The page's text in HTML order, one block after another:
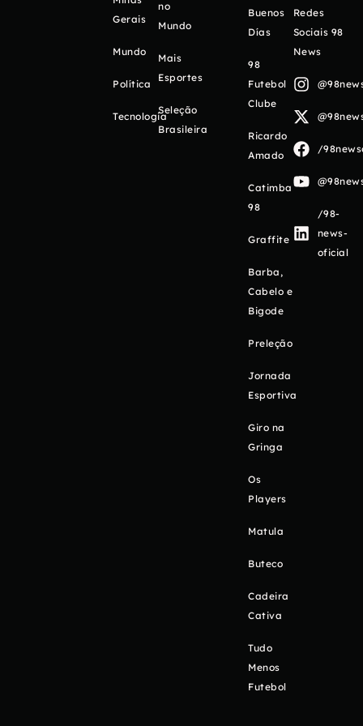
Gerais
Mundo
Política
Tecnologia
no
Mundo
Mais
Esportes
Seleção
Brasileira
Buenos
Días
98
Futebol
Clube
Ricardo
Amado
Catimba
98
Graffite
Barba,
Cabelo e
Bigode
Preleção
Jornada
Esportiva
Giro na
Gringa
Os
Players
Matula
Buteco
Cadeira
Cativa
Tudo
Menos
Futebol
Redes
Sociais 98
News
/
/98-
news-
oficial